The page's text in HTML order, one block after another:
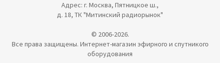
Адрес: г. Москва, Пятницкое ш.,
д. 18, ТК "Митинский радиорынок"
© 2006-2026.
Все права защищены. Интернет-магазин эфирного и спутникого
оборудования